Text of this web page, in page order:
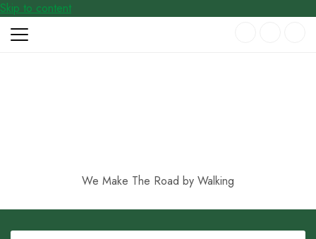
Skip to content
We Make The Road by Walking